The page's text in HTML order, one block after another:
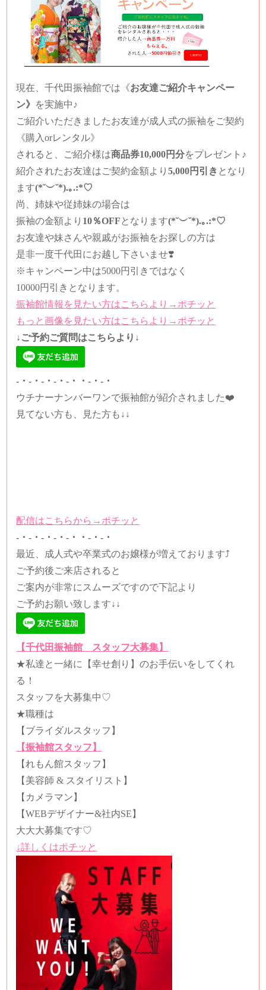
現在、千代田振袖館では 《お友達ご紹介キャンペー
ン》 を実施中♪
ご紹介いただきましたお友達が成人式の振袖をご契約
《購入orレンタル》
されると、
ご紹介様は商品券10,000円分をプレゼント♪
紹介されたお友達はご契約金額より5,000円引き となり
ます(*˘︶˘*).｡.:*♡
尚、姉妹や従姉妹の場合は
振袖の金額より 10％OFF となります(*˘︶˘*).｡.:*♡
お友達や妹さんや親戚がお振袖をお探しの方は
是非一度千代田にお越し下さいませ❣️
※キャンペーン中は5000円引きではなく
10000円引きとなります。
振袖館情報を見たい方はこちらより→ポチッと
もっと画像を見たい方はこちらより→ポチッと
↓ご予約ご質問はこちらより↓
-・-・-・-・-・・-・-・
ウチナーナンバーワンで振袖館が紹介されました❤️
見てない方も、見た方も↓↓
配信はこちらから→ポチッと
-・-・-・-・-・・-・-・
最近、成人式や卒業式のお嬢様が増えております⤴
ご予約後ご来店されると
ご案内が非常にスムーズですので下記より
ご予約お願い致します↓↓
【千代田振袖館 スタッフ大募集】
★私達と一緒に【幸せ創り】のお手伝いをしてくれ
る！
スタッフを大募集中♡️
★職種は
【ブライダルスタッフ】
【振袖館スタッフ】
【れもん館スタッフ】
【美容師 & スタイリスト】
【カメラマン】
【WEBデザイナー&社内SE 】
大大大募集です♡
↓詳しくはポチッと